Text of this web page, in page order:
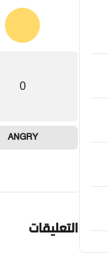
0
ANGRY
التعليقات